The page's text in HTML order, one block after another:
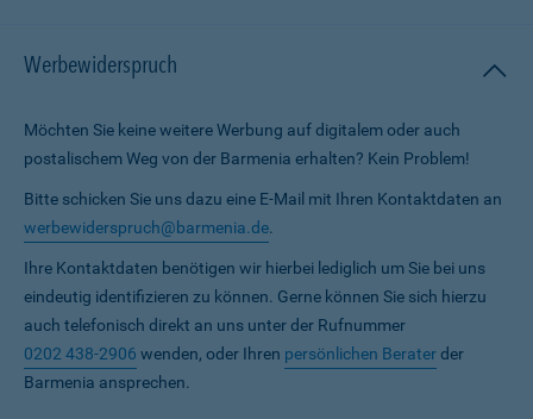
Werbewiderspruch
Möchten Sie keine weitere Werbung auf digitalem oder auch
postalischem Weg von der Barmenia erhalten? Kein Problem!
Bitte schicken Sie uns dazu eine E-Mail mit Ihren Kontaktdaten an
werbewiderspruch@barmenia.de.
Ihre Kontaktdaten benötigen wir hierbei lediglich um Sie bei uns
eindeutig identifizieren zu können. Gerne können Sie sich hierzu
auch telefonisch direkt an uns unter der Rufnummer
0202 438-2906 wenden, oder Ihren persönlichen Beraterder
Barmenia ansprechen.